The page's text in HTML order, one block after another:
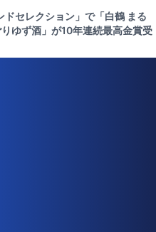
ドセレクション」で「白鶴 まる
ゆず酒」が10年連続最高金賞受